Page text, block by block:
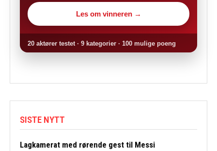
Les om vinneren →
20 aktører testet · 9 kategorier · 100 mulige poeng
SISTE NYTT
Lagkamerat med rørende gest til Messi